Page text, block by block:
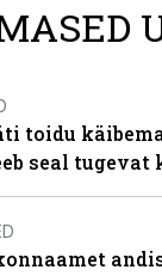
toidu
seal tugevat